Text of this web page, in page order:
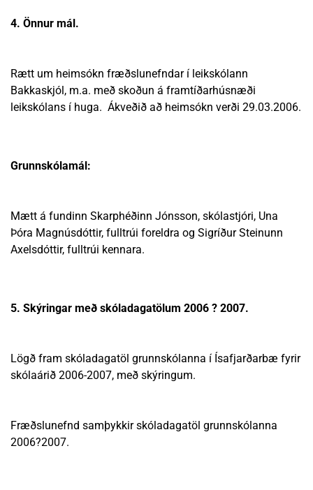
4. Önnur mál.
Rætt um heimsókn fræðslunefndar í leikskólann
Bakkaskjól, m.a. með skoðun á framtíðarhúsnæði
leikskólans í huga. Ákveðið að heimsókn verði 29.03.2006.
Grunnskólamál:
Mætt á fundinn Skarphéðinn Jónsson, skólastjóri, Una
Þóra Magnúsdóttir, fulltrúi foreldra og Sigríður Steinunn
Axelsdóttir, fulltrúi kennara.
5. Skýringar með skóladagatölum 2006 ? 2007.
Lögð fram skóladagatöl grunnskólanna í Ísafjarðarbæ fyrir
skólaárið 2006-2007, með skýringum.
Fræðslunefnd samþykkir skóladagatöl grunnskólanna
2006?2007.